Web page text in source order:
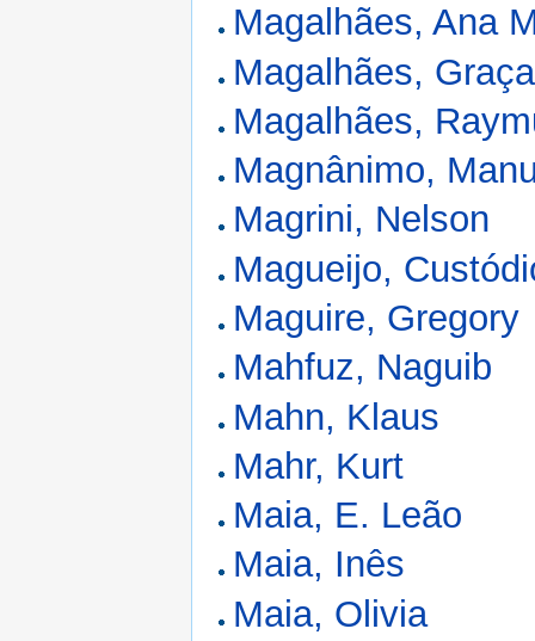
Magalhães, Ana
Magalhães, Graça
Magalhães,
Magnânimo,
Magrini, Nelson
Magueijo,
Maguire, Gregory
Mahfuz, Naguib
Mahn, Klaus
Mahr, Kurt
Maia, E. Leão
Maia, Inês
Maia, Olivia